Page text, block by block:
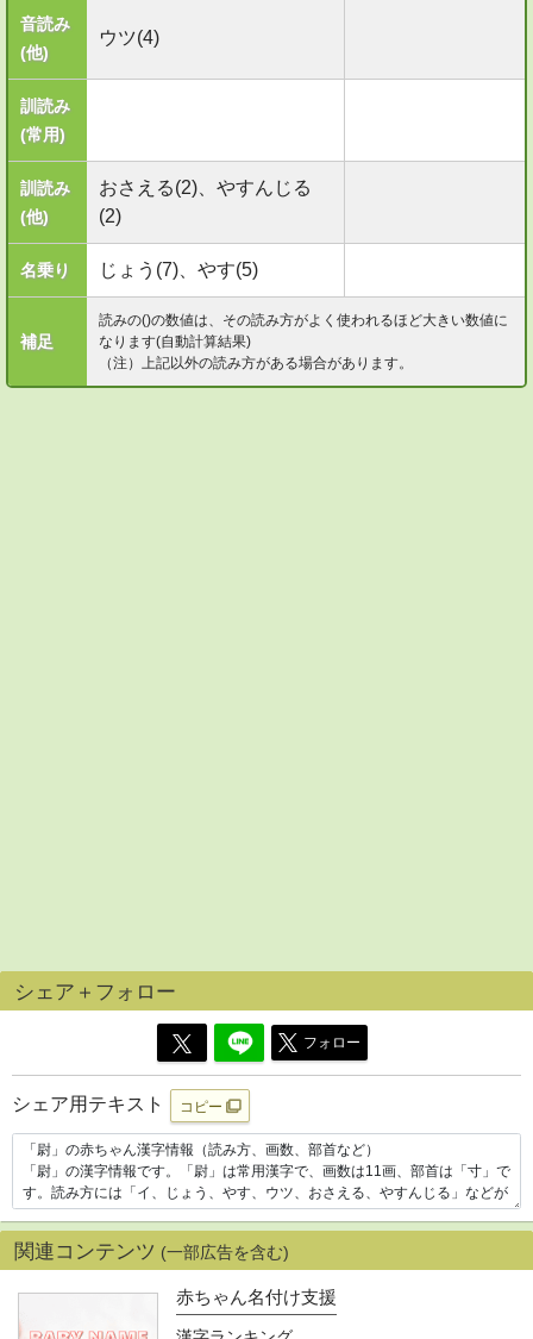
音読み
(他)
ウツ(4)
訓読み
(常用)
訓読み
(他)
おさえる(2)、やすんじる
(2)
名乗り じょう(7)、やす(5)
補足
読みの()の数値は、その読み方がよく使われるほど大きい数値に
なります(自動計算結果)
（注）上記以外の読み方がある場合があります。
シェア＋フォロー
フォロー
シェア用テキスト コピー
関連コンテンツ (一部広告を含む)
赤ちゃん名付け支援